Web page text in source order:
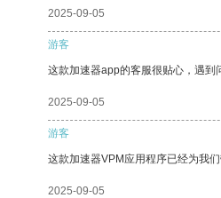
2025-09-05
游客
这款加速器app的客服很贴心，遇到
2025-09-05
游客
这款加速器VPM应用程序已经为我
2025-09-05